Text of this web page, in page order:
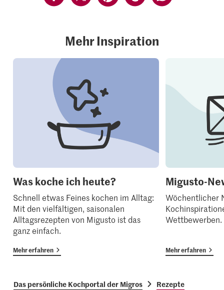
Mehr Inspiration
Was koche ich heute?
Schnell etwas Feines kochen im Alltag:
Mit den vielfältigen, saisonalen
Alltagsrezepten von Migusto ist das
ganz einfach.
Mehr erfahren
Migusto-
Wöchentlicher
Wettbewerben.
Mehr erfahren
Das persönliche Kochportal der Migros Rezepte